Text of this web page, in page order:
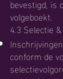
bevestigd, is
volgeboekt.
4.3 Selectie
conform de